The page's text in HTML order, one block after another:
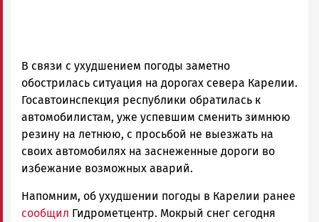
В связи с ухудшением погоды заметно
обострилась ситуация на дорогах севера Карелии.
Госавтоинспекция республики обратилась к
автомобилистам, уже успевшим сменить зимнюю
резину на летнюю, с просьбой не выезжать на
своих автомобилях на заснеженные дороги во
избежание возможных аварий.
Напомним, об ухудшении погоды в Карелии ранее
сообщил Гидрометцентр. Мокрый снег сегодня